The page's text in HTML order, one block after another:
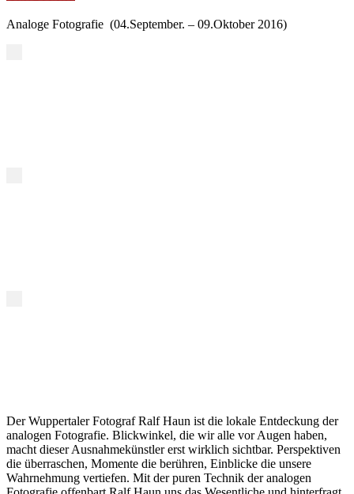
Analoge Fotografie (04.September. – 09.Oktober 2016)
Der Wuppertaler Fotograf Ralf Haun ist die lokale Entdeckung der
analogen Fotografie. Blickwinkel, die wir alle vor Augen haben,
macht dieser Ausnahmekünstler erst wirklich sichtbar. Perspektiven
die überraschen, Momente die berühren, Einblicke die unsere
Wahrnehmung vertiefen. Mit der puren Technik der analogen